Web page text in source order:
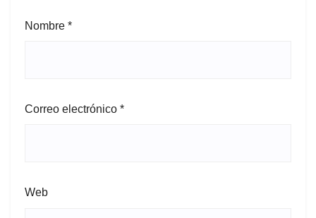
Nombre *
Correo electrónico *
Web